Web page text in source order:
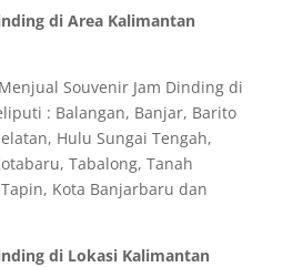
di Area Kalimantan
Souvenir Jam Dinding di
: Balangan, Banjar, Barito
Hulu Sungai Tengah,
Tabalong, Tanah
Kota Banjarbaru dan
di Lokasi Kalimantan